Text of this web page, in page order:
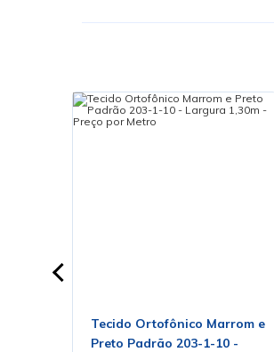
Tecido Ortofônico Marrom e
Preto Padrão 203-1-10 -